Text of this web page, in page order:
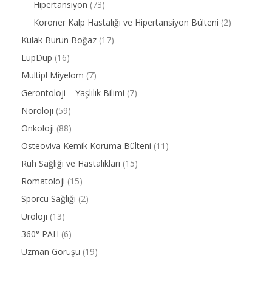
Hipertansiyon (73)
Koroner Kalp Hastalığı ve Hipertansiyon Bülteni (2)
Kulak Burun Boğaz (17)
LupDup (16)
Multipl Miyelom (7)
Gerontoloji – Yaşlılık Bilimi (7)
Nöroloji (59)
Onkoloji (88)
Osteoviva Kemik Koruma Bülteni (11)
Ruh Sağlığı ve Hastalıkları (15)
Romatoloji (15)
Sporcu Sağlığı (2)
Üroloji (13)
360° PAH (6)
Uzman Görüşü (19)